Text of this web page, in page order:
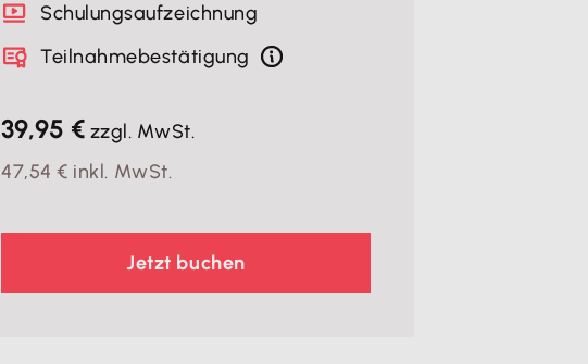
Schulungsaufzeichnung
Teilnahmebestätigung
39,95 € zzgl. MwSt.
47,54 € inkl. MwSt.
Jetzt buchen